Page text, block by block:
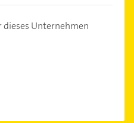
dieses Unternehmen